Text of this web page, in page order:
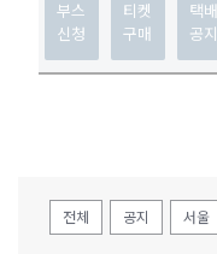
부스
신청
티켓
구매
택배
공지
전체 공지 서울